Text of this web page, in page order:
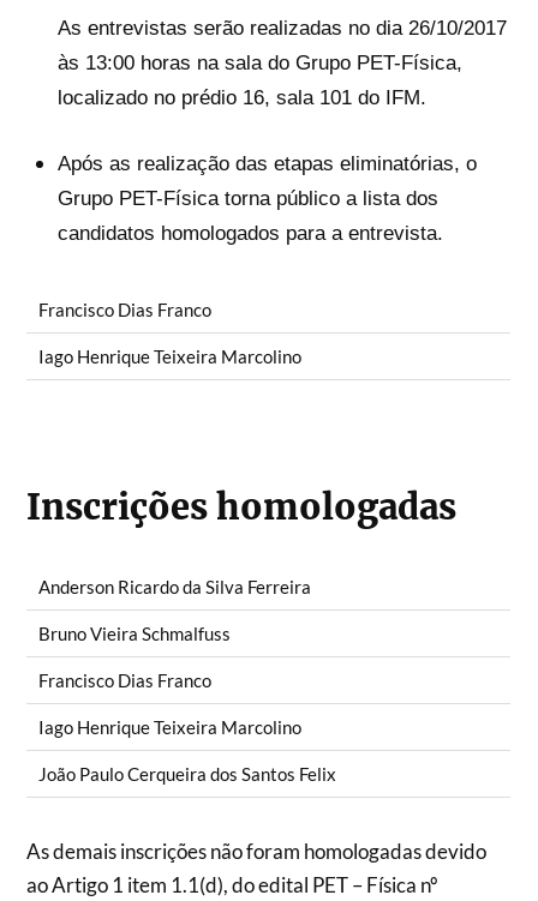
As entrevistas serão realizadas no dia 26/10/2017
às 13:00 horas na sala do Grupo PET-Física,
localizado no prédio 16, sala 101 do IFM.
Após as realização das etapas eliminatórias, o
Grupo PET-Física torna público a lista dos
candidatos homologados para a entrevista.
Francisco Dias Franco
Iago Henrique Teixeira Marcolino
Inscrições homologadas
Anderson Ricardo da Silva Ferreira
Bruno Vieira Schmalfuss
Francisco Dias Franco
Iago Henrique Teixeira Marcolino
João Paulo Cerqueira dos Santos Felix
As demais inscrições não foram homologadas devido
ao Artigo 1 item 1.1(d), do edital PET – Física nº